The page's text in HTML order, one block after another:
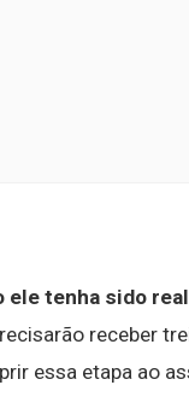
tenha sido
receber
essa etapa ao